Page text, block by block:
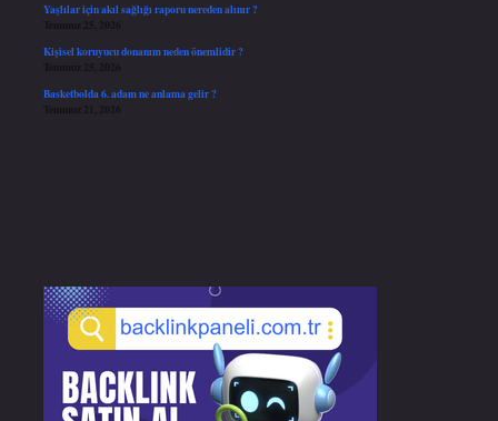
Yaşlılar için akıl sağlığı raporu nereden alınır ?
Temmuz 25, 2026
Kişisel koruyucu donanım neden önemlidir ?
Temmuz 25, 2026
Basketbolda 6. adam ne anlama gelir ?
Temmuz 21, 2026